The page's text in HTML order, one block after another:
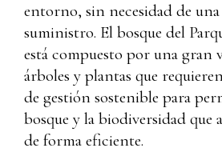
entorno, sin necesidad de una
suministro. El bosque del
está compuesto por una gran
árboles y plantas que
de gestión sostenible para
bosque y la biodiversidad que
de forma eficiente.